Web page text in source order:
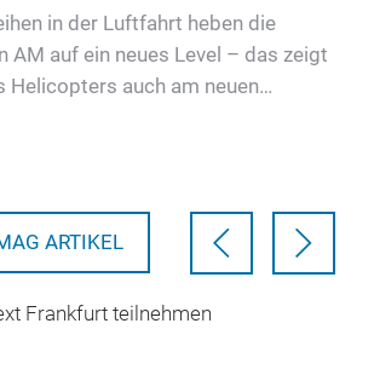
in der Luftfahrt heben die
AM auf ein neues Level – das zeigt
Helicopters auch am neuen
ARTIKEL
Frankfurt teilnehmen